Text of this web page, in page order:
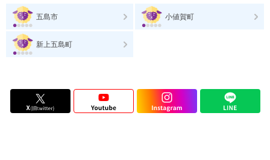
五島市 小値賀町
新上五島町